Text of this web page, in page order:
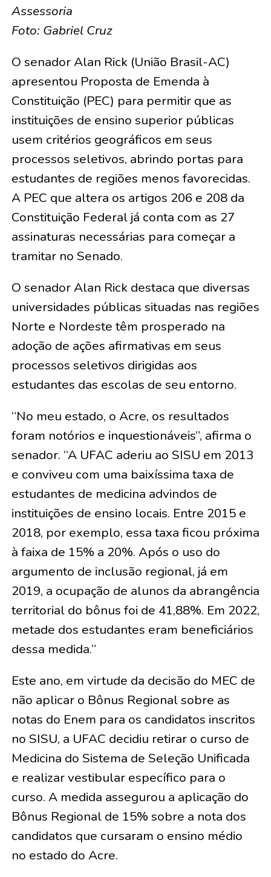
Assessoria
Foto: Gabriel Cruz
O senador Alan Rick (União Brasil-AC)
apresentou Proposta de Emenda à
Constituição (PEC) para permitir que as
instituições de ensino superior públicas
usem critérios geográficos em seus
processos seletivos, abrindo portas para
estudantes de regiões menos favorecidas.
A PEC que altera os artigos 206 e 208 da
Constituição Federal já conta com as 27
assinaturas necessárias para começar a
tramitar no Senado.
O senador Alan Rick destaca que diversas
universidades públicas situadas nas regiões
Norte e Nordeste têm prosperado na
adoção de ações afirmativas em seus
processos seletivos dirigidas aos
estudantes das escolas de seu entorno.
“No meu estado, o Acre, os resultados
foram notórios e inquestionáveis”, afirma o
senador. “A UFAC aderiu ao SISU em 2013
e conviveu com uma baixíssima taxa de
estudantes de medicina advindos de
instituições de ensino locais. Entre 2015 e
2018, por exemplo, essa taxa ficou próxima
à faixa de 15% a 20%. Após o uso do
argumento de inclusão regional, já em
2019, a ocupação de alunos da abrangência
territorial do bônus foi de 41,88%. Em 2022,
metade dos estudantes eram beneficiários
dessa medida.”
Este ano, em virtude da decisão do MEC de
não aplicar o Bônus Regional sobre as
notas do Enem para os candidatos inscritos
no SISU, a UFAC decidiu retirar o curso de
Medicina do Sistema de Seleção Unificada
e realizar vestibular específico para o
curso. A medida assegurou a aplicação do
Bônus Regional de 15% sobre a nota dos
candidatos que cursaram o ensino médio
no estado do Acre.